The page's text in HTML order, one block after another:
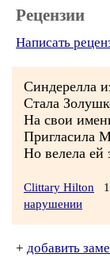
Рецензии
Написать
Синдерелла
Стала
На свои
Пригласила
Но велела ей
Clittary Hilton
нарушении
+ добавить